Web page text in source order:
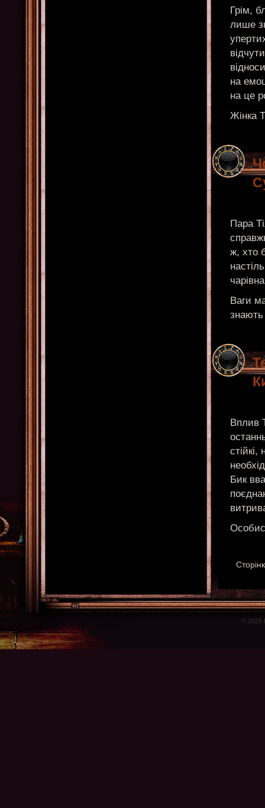
Грім,
лише
на
на це
Жінка
Пара
ж, хто
Ваги
знають
Вплив
Бик
© 2026